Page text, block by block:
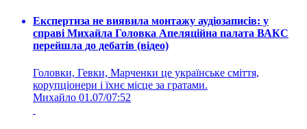
Експертиза не виявила монтажу аудіозаписів: у
справі Михайла Головка Апеляційна палата ВАКС
перейшла до дебатів (відео)
Головки, Гевки, Марченки це українське сміття,
корупціонери і їхнє місце за гратами.
Михайло 01.07/07:52